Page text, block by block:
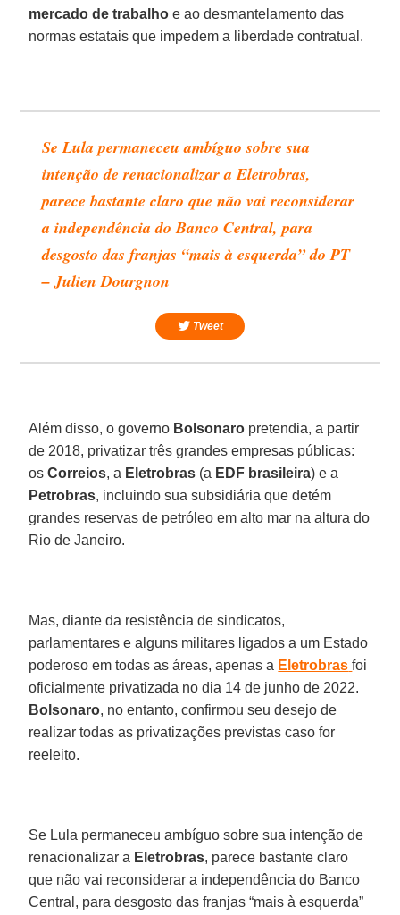
mercado de trabalho e ao desmantelamento das
normas estatais que impedem a liberdade contratual.
Se Lula permaneceu ambíguo sobre sua
intenção de renacionalizar a Eletrobras,
parece bastante claro que não vai reconsiderar
a independência do Banco Central, para
desgosto das franjas “mais à esquerda” do PT
– Julien Dourgnon
Tweet
Além disso, o governo Bolsonaro pretendia, a partir
de 2018, privatizar três grandes empresas públicas:
osCorreios, a Eletrobras (a EDF brasileira) e a
Petrobras, incluindo sua subsidiária que detém
grandes reservas de petróleo em alto mar na altura do
Rio de Janeiro.
Mas, diante da resistência de sindicatos,
parlamentares e alguns militares ligados a um Estado
poderoso em todas as áreas, apenas a Eletrobras foi
oficialmente privatizada no dia 14 de junho de 2022.
Bolsonaro, no entanto, confirmou seu desejo de
realizar todas as privatizações previstas caso for
reeleito.
Se Lula permaneceu ambíguo sobre sua intenção de
renacionalizar a Eletrobras, parece bastante claro
que não vai reconsiderar a independência do Banco
Central, para desgosto das franjas “mais à esquerda”